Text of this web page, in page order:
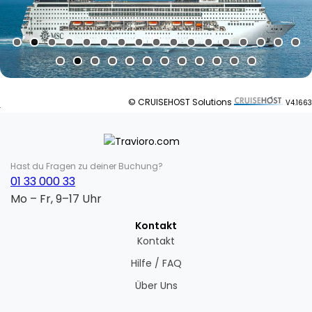
© CRUISEHOST Solutions V4.1663
Hast du Fragen zu deiner Buchung?
01 33 000 33
Mo – Fr, 9–17 Uhr
Kontakt
Kontakt
Hilfe / FAQ
Über Uns